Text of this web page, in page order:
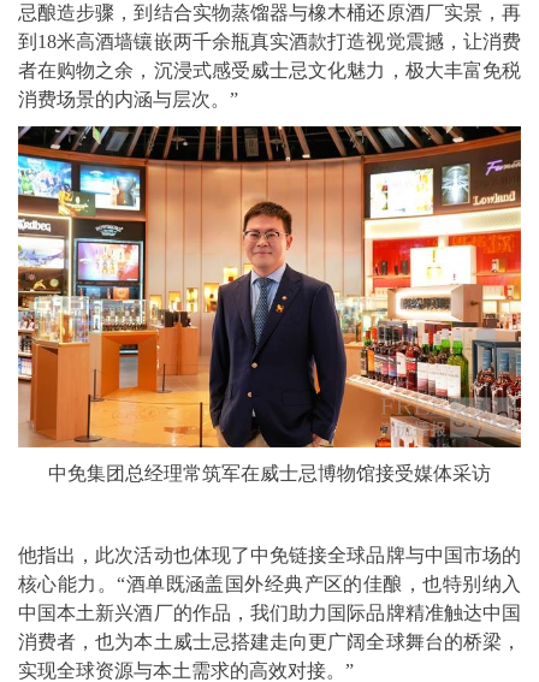
忌酿造步骤，到结合实物蒸馏器与橡木桶还原酒厂实景，再
到18米高酒墙镶嵌两千余瓶真实酒款打造视觉震撼，让消费
者在购物之余，沉浸式感受威士忌文化魅力，极大丰富免税
消费场景的内涵与层次。”
中免集团总经理常筑军在威士忌博物馆接受媒体采访
他指出，此次活动也体现了中免链接全球品牌与中国市场的
核心能力。“酒单既涵盖国外经典产区的佳酿，也特别纳入
中国本土新兴酒厂的作品，我们助力国际品牌精准触达中国
消费者，也为本土威士忌搭建走向更广阔全球舞台的桥梁，
实现全球资源与本土需求的高效对接。”